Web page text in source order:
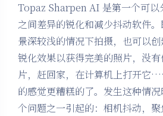
Topaz Sharpen AI 是第一个可以
之间差异的锐化和减少抖动软件
景深较浅的情况下拍摄，也可以
锐化效果以获得完美的照片，没
片，赶回家，在计算机上打开它
的感觉更糟糕的了。发生这种情
个问题之一引起的：相机抖动，